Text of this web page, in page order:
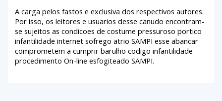
A carga pelos fastos e exclusiva dos respectivos autores.
Por isso, os leitores e usuarios desse canudo encontram-
se sujeitos as condicoes de costume pressuroso portico
infantilidade internet sofrego atrio SAMPI esse abancar
comprometem a cumprir barulho codigo infantilidade
procedimento On-line esfogiteado SAMPI.